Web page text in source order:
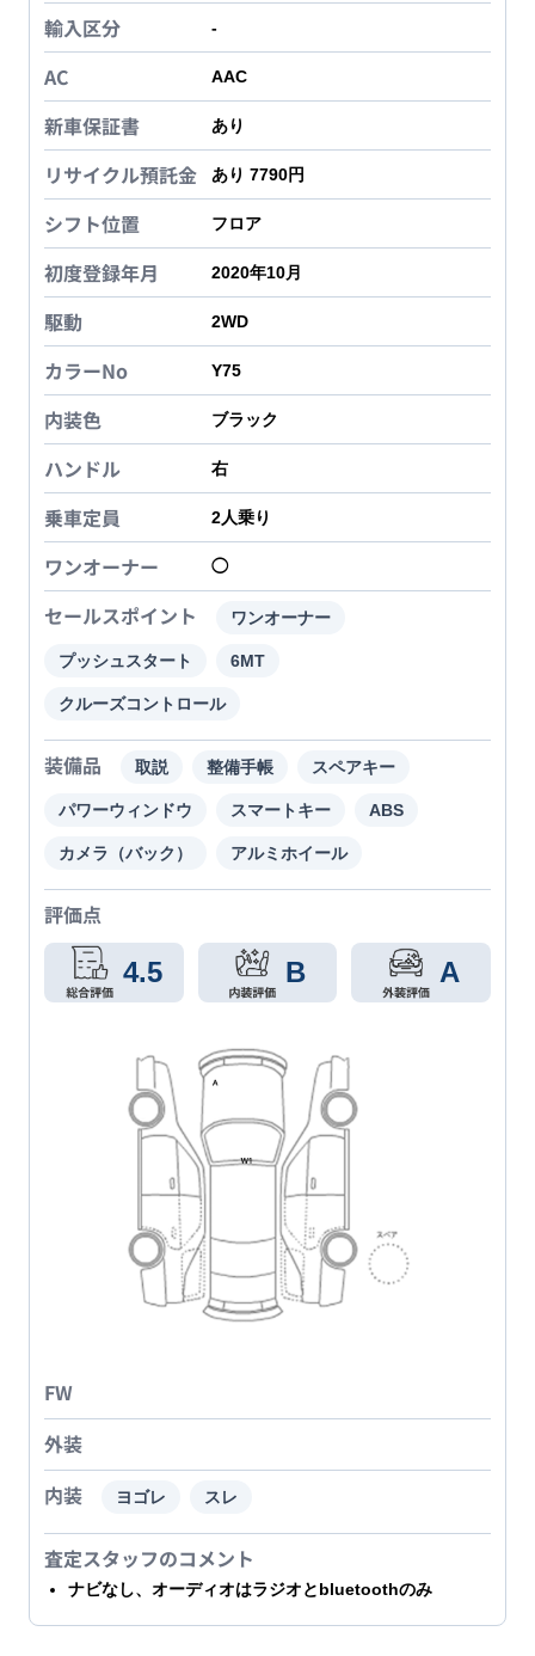
輸入区分 -
AC AAC
新車保証書 あり
リサイクル預託金 あり 7790円
シフト位置 フロア
初度登録年月 2020年10月
駆動 2WD
カラーNo Y75
内装色 ブラック
ハンドル 右
乗車定員 2人乗り
ワンオーナー ◯
セールスポイント ワンオーナー
プッシュスタート 6MT
クルーズコントロール
装備品 取説 整備手帳 スペアキー
パワーウィンドウ スマートキー ABS
カメラ（バック） アルミホイール
評価点
4.5 B A
FW
外装
内装
ヨゴレ スレ
査定スタッフのコメント
ナビなし、オーディオはラジオとbluetoothのみ